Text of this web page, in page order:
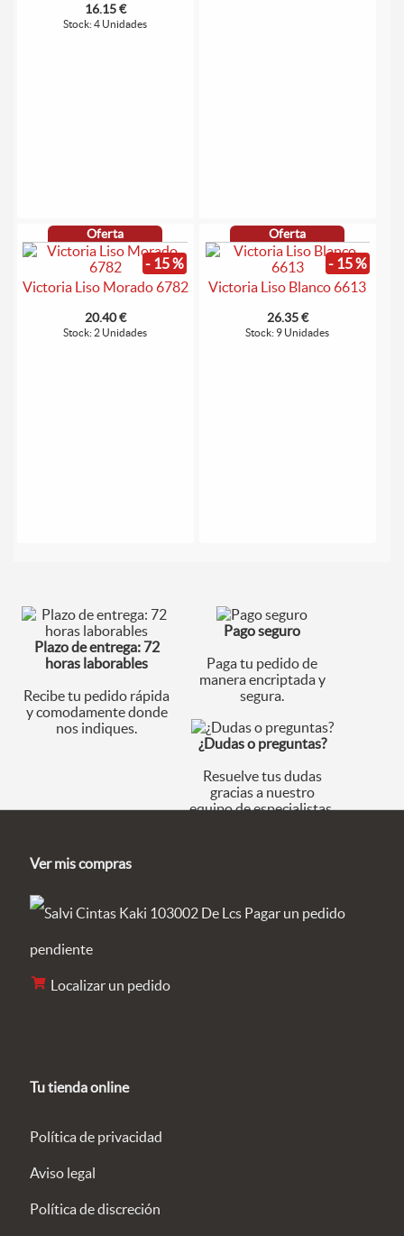
16.15 €
Stock: 4 Unidades
Oferta
- 15 %
Victoria Liso Morado 6782
20.40 €
Stock: 2 Unidades
Oferta
- 15 %
Victoria Liso Blanco 6613
26.35 €
Stock: 9 Unidades
Plazo de entrega: 72
horas laborables
Recibe tu pedido rápida
y comodamente donde
nos indiques.
Pago seguro
Paga tu pedido de
manera encriptada y
segura.
¿Dudas o preguntas?
Resuelve tus dudas
gracias a nuestro
equipo de especialistas.
Ver mis compras
Pagar un pedido
pendiente
Localizar un pedido
Tu tienda online
Política de privacidad
Aviso legal
Política de discreción